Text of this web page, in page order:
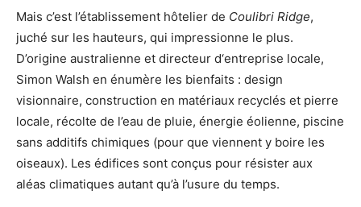
Mais c’est l’établissement hôtelier de Coulibri Ridge,
juché sur les hauteurs, qui impressionne le plus.
D’origine australienne et directeur d‘entreprise locale,
Simon Walsh en énumère les bienfaits : design
visionnaire, construction en matériaux recyclés et pierre
locale, récolte de l’eau de pluie, énergie éolienne, piscine
sans additifs chimiques (pour que viennent y boire les
oiseaux). Les édifices sont conçus pour résister aux
aléas climatiques autant qu’à l’usure du temps.